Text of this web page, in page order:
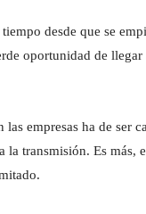
desde que se
oportunidad de llegar
empresas ha de ser
la transmisión. Es más,